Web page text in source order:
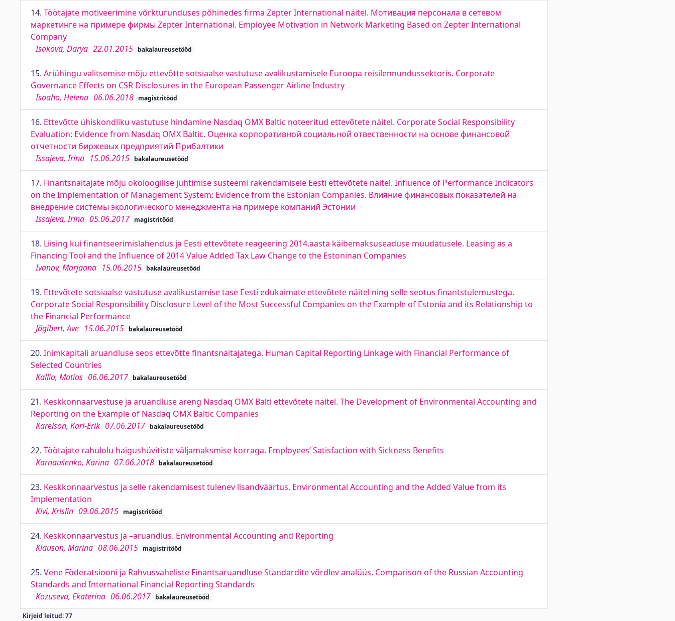
14. Töötajate motiveerimine võrkturunduses põhinedes firma Zepter International näitel. Мотивация персонала в сетевом
маркетинге на примере фирмы Zepter International. Employee Motivation in Network Marketing Based on Zepter International
Company
Isakova, Darya 22.01.2015 bakalaureusetööd
15. Äriühingu valitsemise mõju ettevõtte sotsiaalse vastutuse avalikustamisele Euroopa reisilennundussektoris. Corporate
Governance Effects on CSR Disclosures in the European Passenger Airline Industry
Isoaho, Helena 06.06.2018 magistritööd
16. Ettevõtte ühiskondliku vastutuse hindamine Nasdaq OMX Baltic noteeritud ettevõtete näitel. Corporate Social Responsibility
Evaluation: Evidence from Nasdaq OMX Baltic. Оценка корпоративной социальной отвественности на основе финансовой
отчетности биржевых предприятий Прибалтики
Issajeva, Irina 15.06.2015 bakalaureusetööd
17. Finantsnäitajate mõju ökoloogilise juhtimise süsteemi rakendamisele Eesti ettevõtete näitel. Influence of Performance Indicators
on the Implementation of Management System: Evidence from the Estonian Companies. Влияние финансовых показателей на
внедрение системы экологического менеджмента на примере компаний Эстонии
Issajeva, Irina 05.06.2017 magistritööd
18. Liising kui finantseerimislahendus ja Eesti ettevõtete reageering 2014.aasta käibemaksuseaduse muudatusele. Leasing as a
Financing Tool and the Influence of 2014 Value Added Tax Law Change to the Estoninan Companies
Ivanov, Marjaana 15.06.2015 bakalaureusetööd
19. Ettevõtete sotsiaalse vastutuse avalikustamise tase Eesti edukaimate ettevõtete näitel ning selle seotus finantstulemustega.
Corporate Social Responsibility Disclosure Level of the Most Successful Companies on the Example of Estonia and its Relationship to
the Financial Performance
Jõgibert, Ave 15.06.2015 bakalaureusetööd
20. Inimkapitali aruandluse seos ettevõtte finantsnäitajatega. Human Capital Reporting Linkage with Financial Performance of
Selected Countries
Kallio, Matias 06.06.2017 bakalaureusetööd
21. Keskkonnaarvestuse ja aruandluse areng Nasdaq OMX Balti ettevõtete näitel. The Development of Environmental Accounting and
Reporting on the Example of Nasdaq OMX Baltic Companies
Karelson, Karl-Erik 07.06.2017 bakalaureusetööd
22. Töötajate rahulolu haigushüvitiste väljamaksmise korraga. Employees’ Satisfaction with Sickness Benefits
Karnaušenko, Karina 07.06.2018 bakalaureusetööd
23. Keskkonnaarvestus ja selle rakendamisest tulenev lisandväärtus. Environmental Accounting and the Added Value from its
Implementation
Kivi, Krislin 09.06.2015 magistritööd
24. Keskkonnaarvestus ja –aruandlus. Environmental Accounting and Reporting
Klauson, Marina 08.06.2015 magistritööd
25. Vene Föderatsiooni ja Rahvusvaheliste Finantsaruandluse Standardite võrdlev analüüs. Comparison of the Russian Accounting
Standards and International Financial Reporting Standards
Kozuseva, Ekaterina 06.06.2017 bakalaureusetööd
Kirjeid leitud: 77